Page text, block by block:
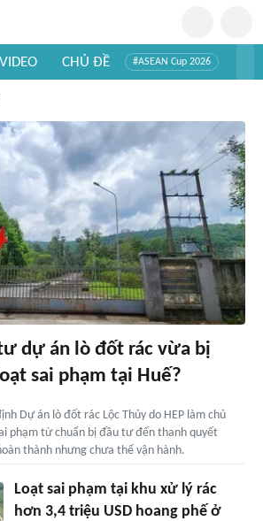
VIDEO CHỦ ĐỀ #ASEAN Cup 2026
dự án lò đốt rác vừa bị
sai phạm tại Huế?
Dự án lò đốt rác Lộc Thủy do HEP làm chủ
phạm từ chuẩn bị đầu tư đến thanh quyết
thành nhưng chưa thể vận hành.
Loạt sai phạm tại khu xử lý rác
hơn 3,4 triệu USD hoang phế ở